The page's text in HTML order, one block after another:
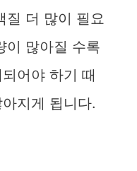
질 더 많이 필요
이 많아질 수록
어야 하기 때
지게 됩니다.